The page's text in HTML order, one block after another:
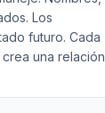
Los
futuro. Cada
una relación